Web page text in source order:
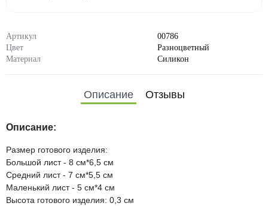
Артикул
00786
Цвет
Разноцветный
Материал
Силикон
Описание Отзывы
Описание:
Размер готового изделия:
Большой лист - 8 см*6,5 см
Средний лист - 7 см*5,5 см
Маленький лист - 5 см*4 см
Высота готового изделия: 0,3 см